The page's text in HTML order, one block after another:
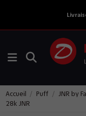
Accueil Puff JNR by
28k JNR